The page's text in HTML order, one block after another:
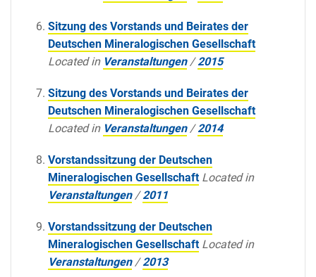
Sitzung des Vorstands und Beirates der
Deutschen Mineralogischen Gesellschaft
Located in Veranstaltungen /2015
Sitzung des Vorstands und Beirates der
Deutschen Mineralogischen Gesellschaft
Located in Veranstaltungen /2014
Vorstandssitzung der Deutschen
Mineralogischen Gesellschaft Located in
Veranstaltungen /2011
Vorstandssitzung der Deutschen
Mineralogischen Gesellschaft Located in
Veranstaltungen /2013